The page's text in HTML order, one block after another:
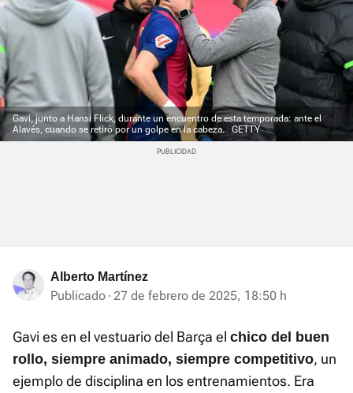
Gavi, junto a Hansi Flick, durante un encuentro de esta temporada: ante el
Alavés, cuando se retiró por un golpe en la cabeza. GETTY
Alberto Martínez
Publicado 27 de febrero de 2025, 18:50 h
Gavi es en el vestuario del Barça el chico del buen
rollo, siempre animado, siempre competitivo, un
ejemplo de disciplina en los entrenamientos. Era